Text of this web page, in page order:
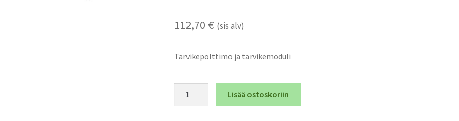
112,70 € (sis alv)
Tarvikepolttimo ja tarvikemoduli
Lisää ostoskoriin